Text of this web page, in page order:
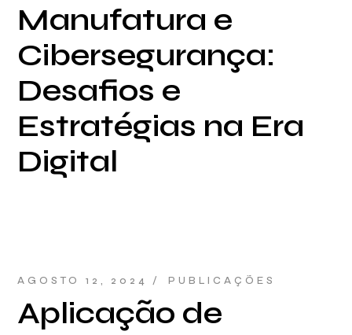
Manufatura e
Cibersegurança:
Desafios e
Estratégias na Era
Digital
AGOSTO 12, 2024 PUBLICAÇÕES
Aplicação de